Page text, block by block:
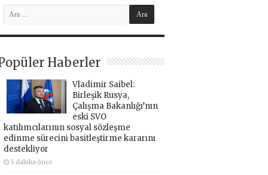
Haberler
Vladimir Saibel:
Birleşik Rusya,
Çalışma Bakanlığı’nın
eski SVO
katılımcılarının sosyal sözleşme
edinme sürecini basitleştirme kararını
destekliyor
5 dakika önce